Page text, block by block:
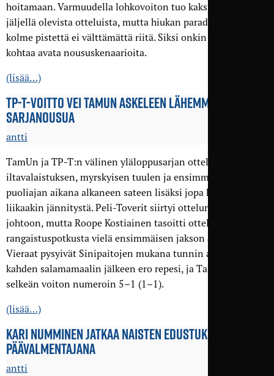
hoitamaan. Varmuudella lohkovoiton tuo kaksi pistettä
jäljellä olevista otteluista, mutta hiukan paradoksaalisesti
kolme pistettä ei välttämättä riitä. Siksi onkin hyvä tässä
kohtaa avata noususkenaarioita.
(lisää…)
TP-T-VOITTO VEI TAMUN ASKELEEN LÄHEMMÄS
SARJANOUSUA
antti
TamUn ja TP-T:n välinen yläloppusarjan ottelu tarjosi
iltavalaistuksen, myrskyisen tuulen ja ensimmäisen
puoliajan aikana alkaneen sateen lisäksi jopa hiukan
liikaakin jännitystä. Peli-Toverit siirtyi ottelun alussa
johtoon, mutta Roope Kostiainen tasoitti ottelun
rangaistuspotkusta vielä ensimmäisen jakson aikana.
Vieraat pysyivät Sinipaitojen mukana tunnin ajan, mutta
kahden salamamaalin jälkeen ero repesi, ja TamU nappasi
selkeän voiton numeroin 5–1 (1–1).
(lisää…)
KARI NUMMINEN JATKAA NAISTEN EDUSTUKSEN
PÄÄVALMENTAJANA
antti